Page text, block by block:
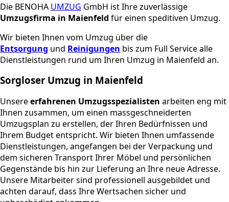
Die BENOHA UMZUG GmbH ist Ihre zuverlässige
Umzugsfirma in Maienfeld für einen speditiven Umzug.
Wir bieten Ihnen vom Umzug über die
Entsorgung und Reinigungen bis zum Full Service alle
Dienstleistungen rund um Ihren Umzug in Maienfeld an.
Sorgloser Umzug in Maienfeld
Unsereerfahrenen Umzugsspezialisten arbeiten eng mit
Ihnen zusammen, um einen massgeschneiderten
Umzugsplan zu erstellen, der Ihren Bedürfnissen und
Ihrem Budget entspricht. Wir bieten Ihnen umfassende
Dienstleistungen, angefangen bei der Verpackung und
dem sicheren Transport Ihrer Möbel und persönlichen
Gegenstände bis hin zur Lieferung an Ihre neue Adresse.
Unsere Mitarbeiter sind professionell ausgebildet und
achten darauf, dass Ihre Wertsachen sicher und